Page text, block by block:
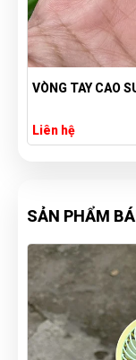
VÒNG TAY CAO
Liên hệ
SẢN PHẨM